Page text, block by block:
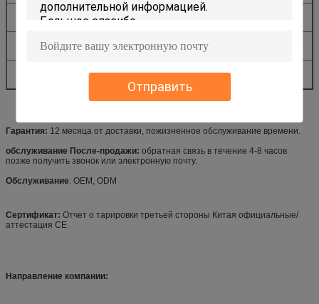
Отправить
Размер машины (mm) 660x700x2380
Общего назначения
Требования
больше чем 0.5Mpa
Гарантия: 12 месяца от доставки, пожизненное обслуживание времени.
обслуживание После-продажи: обратная связь в течение 4-8 часов
позже получить звонок или электронную почту.
Обслуживание: OEM, ODM
Сертификат: Отчет о тарировки третьей стороны Китая официальные/
аттестация CE
Направление компании: